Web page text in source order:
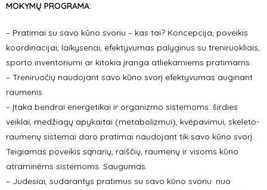
MOKYMŲ PROGRAMA:
– Pratimai su savo kūno svoriu – kas tai? Koncepcija, poveikis
koordinacijai, laikysenai, efektyvumas palyginus su treniruokliais,
sporto inventoriumi ar kitokia įranga atliekamiems pratimams.
– Treniruočių naudojant savo kūno svorį efektyvumas auginant
raumenis.
– Įtaka bendrai energetikai ir organizmo sistemoms: širdies
veiklai, medžiagų apykaitai (metabolizmui), kvėpavimui, skeleto-
raumenų sistemai daro pratimai naudojant tik savo kūno svorį.
Teigiamas poveikis sąnarių, raiščių, raumenų ir visoms kūno
atraminėms sistemoms. Saugumas.
– Judesiai, sudarantys pratimus su savo kūno svoriu: nuo